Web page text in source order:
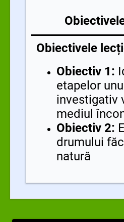
Obiectivele
Obiectiv 1:
etapelor
investigativ
mediul
Obiectiv 2:
drumului
natură